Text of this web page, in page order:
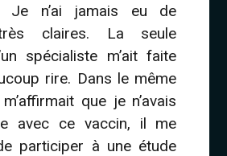
Je n’ai jamais eu de
claires. La seule
spécialiste m’ait faite
rire. Dans le même
que je n’avais
avec ce vaccin, il me
participer à une étude